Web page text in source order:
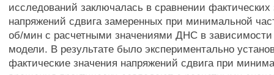
исследований заключалась в сравнении фактических
напряжений сдвига замеренных при минимальной
об/мин с расчетными значениями ДНС в зависимости
модели. В результате было экспериментально
фактические значения напряжений сдвига при